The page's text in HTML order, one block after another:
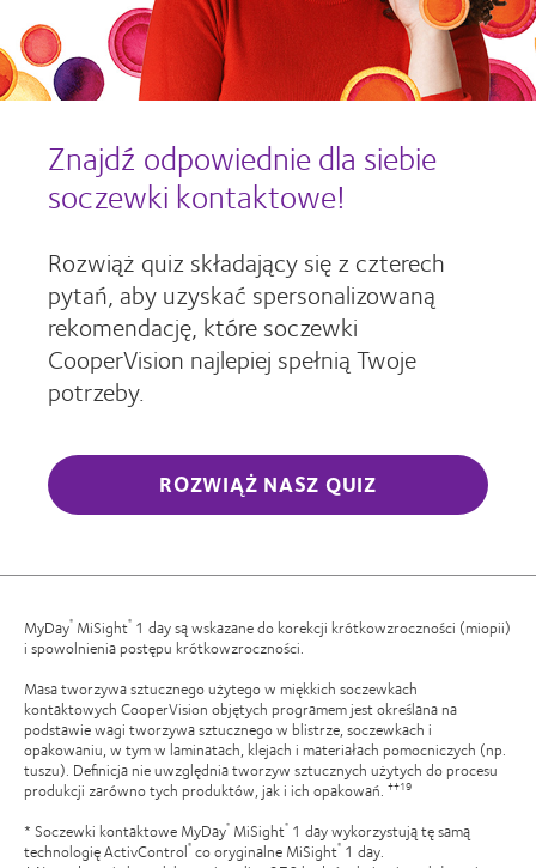
Znajdź odpowiednie dla siebie
soczewki kontaktowe!
Rozwiąż quiz składający się z czterech
pytań, aby uzyskać spersonalizowaną
rekomendację, które soczewki
CooperVision najlepiej spełnią Twoje
potrzeby.
ROZWIĄŻ NASZ QUIZ
MyDay® MiSight® 1 day są wskazane do korekcji krótkowzroczności (miopii)
i spowolnienia postępu krótkowzroczności.
Masa tworzywa sztucznego użytego w miękkich soczewkach
kontaktowych CooperVision objętych programem jest określana na
podstawie wagi tworzywa sztucznego w blistrze, soczewkach i
opakowaniu, w tym w laminatach, klejach i materiałach pomocniczych (np.
tuszu). Definicja nie uwzględnia tworzyw sztucznych użytych do procesu
produkcji zarówno tych produktów, jak i ich opakowań. ††19
* Soczewki kontaktowe MyDay® MiSight® 1 day wykorzystują tę samą
technologię ActivControl® co oryginalne MiSight® 1 day.